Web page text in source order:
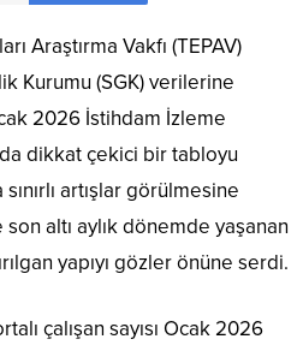
Araştırma Vakfı (TEPAV)
Kurumu (SGK) verilerine
2026 İstihdam İzleme
dikkat çekici bir tabloyu
artışlar görülmesine
altı aylık dönemde yaşanan
yapıyı gözler önüne serdi.
çalışan sayısı Ocak 2026